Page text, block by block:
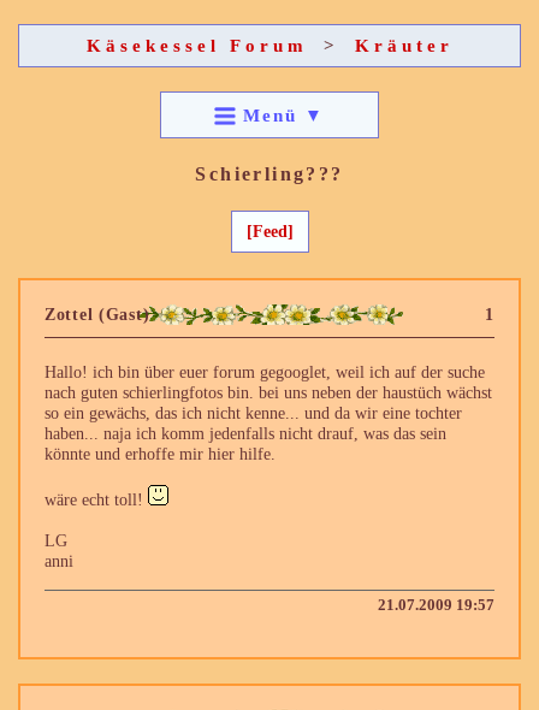
Käsekessel Forum > Kräuter
Menü ▼
Schierling???
[Feed]
1
Zottel (Gast)
Hallo! ich bin über euer forum gegooglet, weil ich auf der suche
nach guten schierlingfotos bin. bei uns neben der haustüch wächst
so ein gewächs, das ich nicht kenne... und da wir eine tochter
haben... naja ich komm jedenfalls nicht drauf, was das sein
könnte und erhoffe mir hier hilfe.
wäre echt toll!
LG
anni
21.07.2009 19:57